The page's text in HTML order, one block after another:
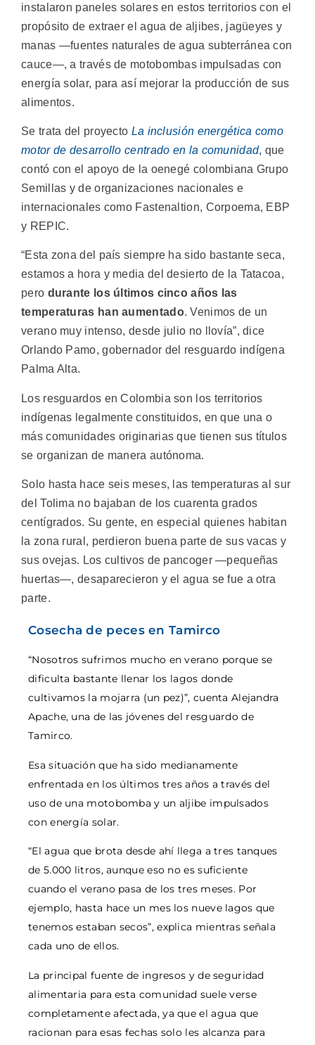
instalaron paneles solares en estos territorios con el
propósito de extraer el agua de aljibes, jagüeyes y
manas —fuentes naturales de agua subterránea con
cauce—, a través de motobombas impulsadas con
energía solar, para así mejorar la producción de sus
alimentos.
Se trata del proyecto La inclusión energética como
motor de desarrollo centrado en la comunidad, que
contó con el apoyo de la oenegé colombiana Grupo
Semillas y de organizaciones nacionales e
internacionales como Fastenaltion, Corpoema, EBP
y REPIC.
“Esta zona del país siempre ha sido bastante seca,
estamos a hora y media del desierto de la Tatacoa,
pero durante los últimos cinco años las
temperaturas han aumentado. Venimos de un
verano muy intenso, desde julio no llovía”, dice
Orlando Pamo, gobernador del resguardo indígena
Palma Alta.
Los resguardos en Colombia son los territorios
indígenas legalmente constituidos, en que una o
más comunidades originarias que tienen sus títulos
se organizan de manera autónoma.
Solo hasta hace seis meses, las temperaturas al sur
del Tolima no bajaban de los cuarenta grados
centígrados. Su gente, en especial quienes habitan
la zona rural, perdieron buena parte de sus vacas y
sus ovejas. Los cultivos de pancoger —pequeñas
huertas—, desaparecieron y el agua se fue a otra
parte.
Cosecha de peces en Tamirco
“Nosotros sufrimos mucho en verano porque se
dificulta bastante llenar los lagos donde
cultivamos la mojarra (un pez)”, cuenta Alejandra
Apache, una de las jóvenes del resguardo de
Tamirco.
Esa situación que ha sido medianamente
enfrentada en los últimos tres años a través del
uso de una motobomba y un aljibe impulsados
con energía solar.
“El agua que brota desde ahí llega a tres tanques
de 5.000 litros, aunque eso no es suficiente
cuando el verano pasa de los tres meses. Por
ejemplo, hasta hace un mes los nueve lagos que
tenemos estaban secos”, explica mientras señala
cada uno de ellos.
La principal fuente de ingresos y de seguridad
alimentaria para esta comunidad suele verse
completamente afectada, ya que el agua que
racionan para esas fechas solo les alcanza para